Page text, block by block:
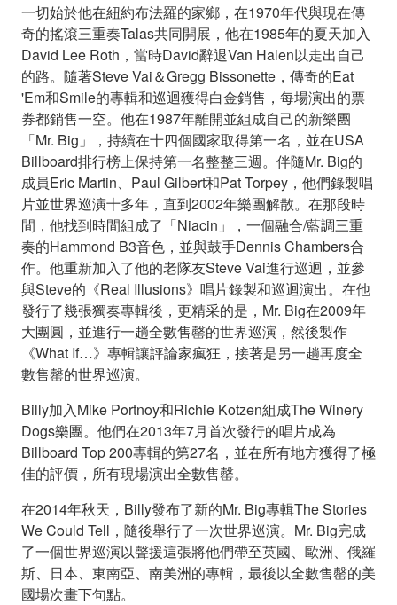
一切始於他在紐約布法羅的家鄉，在1970年代與現在傳
奇的搖滾三重奏Talas共同開展，他在1985年的夏天加入
David Lee Roth，當時David辭退Van Halen以走出自己
的路。隨著Steve Vai＆Gregg Bissonette，傳奇的Eat
'Em和Smile的專輯和巡迴獲得白金銷售，每場演出的票
券都銷售一空。他在1987年離開並組成自己的新樂團
「Mr. Big」，持續在十四個國家取得第一名，並在USA
Billboard排行榜上保持第一名整整三週。伴隨Mr. Big的
成員Eric Martin、Paul Gilbert和Pat Torpey，他們錄製唱
片並世界巡演十多年，直到2002年樂團解散。在那段時
間，他找到時間組成了「Niacin」，一個融合/藍調三重
奏的Hammond B3音色，並與鼓手Dennis Chambers合
作。他重新加入了他的老隊友Steve Vai進行巡迴，並參
與Steve的《Real Illusions》唱片錄製和巡迴演出。在他
發行了幾張獨奏專輯後，更精采的是，Mr. Big在2009年
大團圓，並進行一趟全數售罄的世界巡演，然後製作
《What If…》專輯讓評論家瘋狂，接著是另一趟再度全
數售罄的世界巡演。
Billy加入Mike Portnoy和Richie Kotzen組成The Winery
Dogs樂團。他們在2013年7月首次發行的唱片成為
Billboard Top 200專輯的第27名，並在所有地方獲得了極
佳的評價，所有現場演出全數售罄。
在2014年秋天，Billy發布了新的Mr. Big專輯The Stories
We Could Tell，隨後舉行了一次世界巡演。Mr. Big完成
了一個世界巡演以聲援這張將他們帶至英國、歐洲、俄羅
斯、日本、東南亞、南美洲的專輯，最後以全數售罄的美
國場次畫下句點。